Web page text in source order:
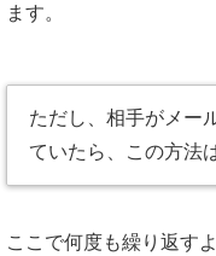
ます。
ただし、相手がメー
ていたら、この方法
ここで何度も繰り返す